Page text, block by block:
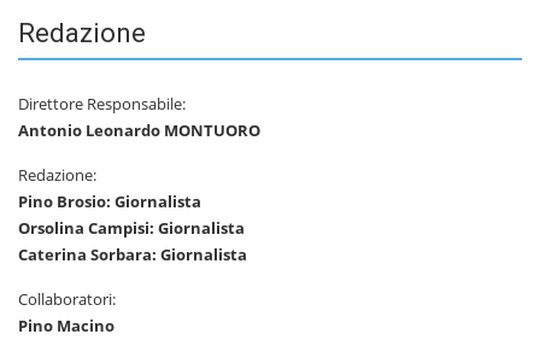
Redazione
Direttore Responsabile:
Antonio Leonardo MONTUORO
Redazione:
Pino Brosio: Giornalista
Orsolina Campisi: Giornalista
Caterina Sorbara: Giornalista
Collaboratori:
Pino Macino